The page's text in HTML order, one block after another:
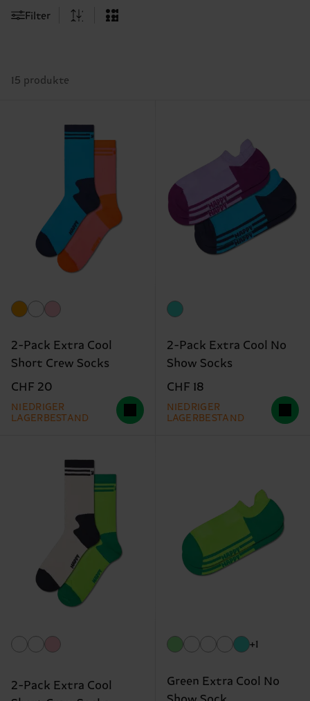
Filter
15 produkte
2-Pack Extra Cool
Short Crew Socks
CHF 20
NIEDRIGER
LAGERBESTAND
2-Pack Extra Cool No
Show Socks
CHF 18
NIEDRIGER
LAGERBESTAND
2-Pack Extra Cool
+1
Green Extra Cool No